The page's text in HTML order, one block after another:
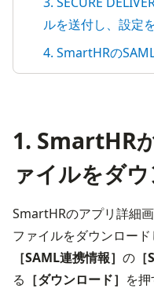
ルを送付し、設定
4. SmartHRの
1. SmartHR
ァイルをダ
SmartHRのアプリ詳細
［SAML連携情報］ の
る ［ダウンロード］ を